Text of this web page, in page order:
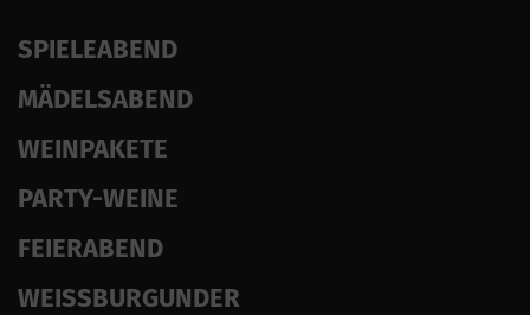
SPIELEABEND
MÄDELSABEND
WEINPAKETE
PARTY-WEINE
FEIERABEND
WEISSBURGUNDER